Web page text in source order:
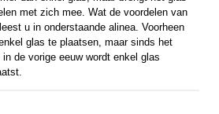
met zich mee. Wat de voordelen van
u in onderstaande alinea. Voorheen
glas te plaatsen, maar sinds het
de vorige eeuw wordt enkel glas